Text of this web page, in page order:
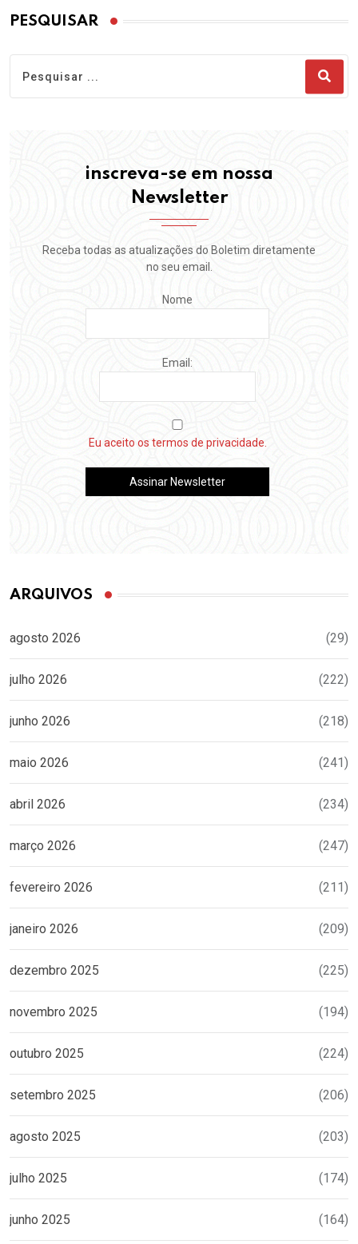
PESQUISAR
inscreva-se em nossa
Newsletter
Receba todas as atualizações do Boletim diretamente
no seu email.
Nome
Email:
Eu aceito os termos de privacidade.
ARQUIVOS
agosto 2026 (29)
julho 2026 (222)
junho 2026 (218)
maio 2026 (241)
abril 2026 (234)
março 2026 (247)
fevereiro 2026 (211)
janeiro 2026 (209)
dezembro 2025 (225)
novembro 2025 (194)
outubro 2025 (224)
setembro 2025 (206)
agosto 2025 (203)
julho 2025 (174)
junho 2025 (164)